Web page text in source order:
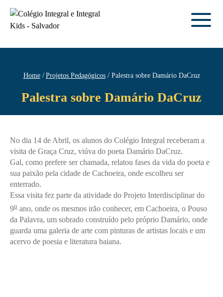
Home Projetos Pedagógicos Palestra sobre Damário DaCruz
Palestra sobre Damário DaCruz
No dia 14 de Abril, os alunos do Colégio Integral receberam a
visita de Graça Cruz, viúva do poeta Damário DaCruz.
Gal, como prefere ser chamada, relatou fases da vida do poeta e
sua paixão pela cidade de Cachoeira, onde escolheu ser
enterrado.
Essa visita fez parte da atividade do Projeto Interdisciplinar do
9o ano, onde os mesmos irão conhecer, em Cachoeira, o Pouso
da Palavra, um sobrado construído pelo próprio Damário, onde
guarda uma galeria de arte com pinturas de artistas locais e um
acervo de poesia e literatura baiana.